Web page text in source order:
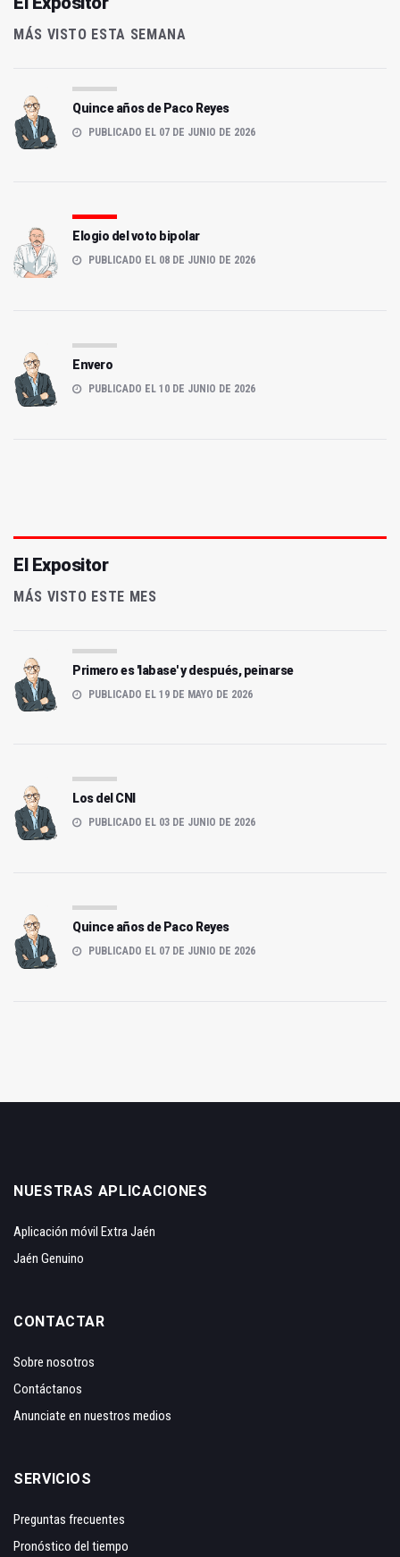
MÁS VISTO ESTA SEMANA
Quince años de Paco Reyes
PUBLICADO EL 07 DE JUNIO DE 2026
Elogio del voto bipolar
PUBLICADO EL 08 DE JUNIO DE 2026
Envero
PUBLICADO EL 10 DE JUNIO DE 2026
El Expositor
MÁS VISTO ESTE MES
Primero es 'labase' y después, peinarse
PUBLICADO EL 19 DE MAYO DE 2026
Los del CNI
PUBLICADO EL 03 DE JUNIO DE 2026
Quince años de Paco Reyes
PUBLICADO EL 07 DE JUNIO DE 2026
NUESTRAS APLICACIONES
Aplicación móvil Extra Jaén
Jaén Genuino
CONTACTAR
Sobre nosotros
Contáctanos
Anunciate en nuestros medios
SERVICIOS
Preguntas frecuentes
Pronóstico del tiempo